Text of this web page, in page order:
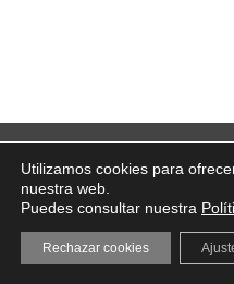
Utilizamos cookies para
nuestra web.
Puedes consultar nuestra
Rechazar cookies